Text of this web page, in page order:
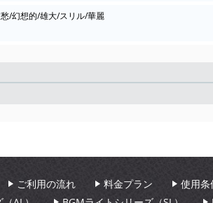
/幻想的/雄大/スリル/華麗
ご利用の流れ 料金プラン 使用条